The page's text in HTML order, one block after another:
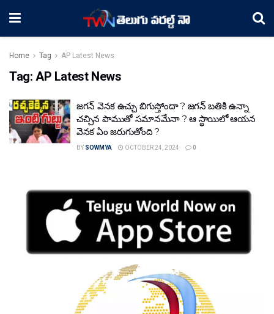
Home Tag AP Latest News
Tag: AP Latest News
జ‌గ‌న్ వెన‌క ఉచ్చు బిగుస్తోందా ? జ‌గ‌న్ బ‌తికి ఉన్నా
చ‌చ్చిన పాముతో స‌మాన‌మేనా ? ఆ స్థాయిలో ఆయ‌న
వెన‌క‌ ఏం జ‌రుగుతోంది ?
BY SOWMYA OCTOBER 24, 2024 0